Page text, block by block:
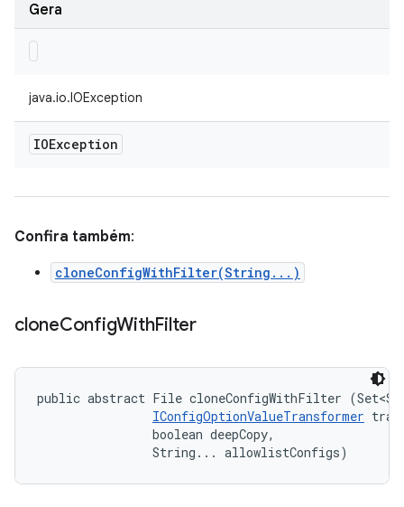
Gera
java.io.IOException
IOException
Confira também:
cloneConfigWithFilter(String...)
cloneConfigWithFilter
public abstract File cloneConfigWithFilter
IConfigOptionValueTransformer
                boolean deepCopy,
                String... allowlistConfigs)